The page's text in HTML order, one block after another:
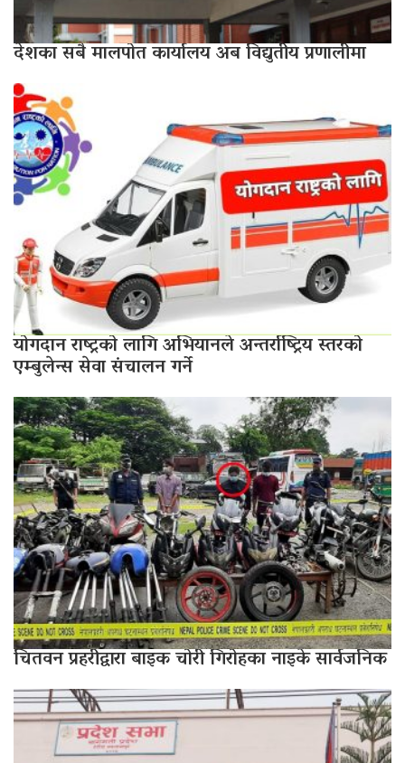
देशका सबै मालपोत कार्यालय अब विद्युतीय प्रणालीमा
योगदान राष्ट्रको लागि अभियानले अन्तर्राष्ट्रिय स्तरको
एम्बुलेन्स सेवा संचालन गर्ने
चितवन प्रहरीद्वारा बाइक चोरी गिरोहका नाइके सार्वजनिक